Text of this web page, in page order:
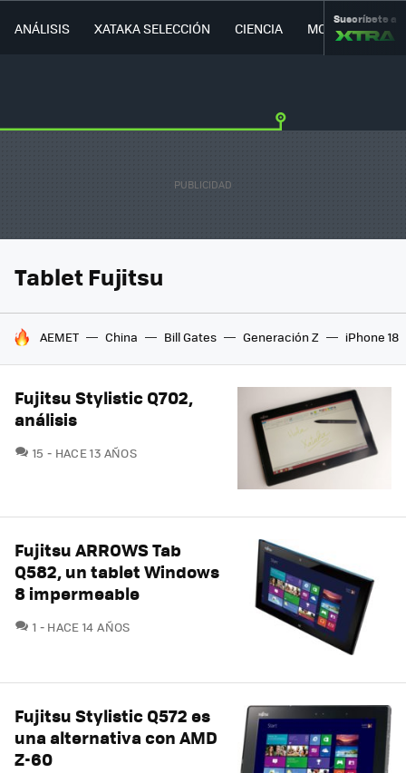
ANÁLISIS XATAKA SELECCIÓN CIENCIA MOVILIDAD
Suscríbete a
Tablet Fujitsu
HOY SE HABLA DE
AEMET China Bill Gates Generación Z iPhone 18
Fujitsu Stylistic Q702,
análisis
15 COMENTARIOS
HACE 13 AÑOS
Fujitsu ARROWS Tab
Q582, un tablet Windows
8 impermeable
1 COMENTARIOS
HACE 14 AÑOS
Fujitsu Stylistic Q572 es
una alternativa con AMD
Z-60